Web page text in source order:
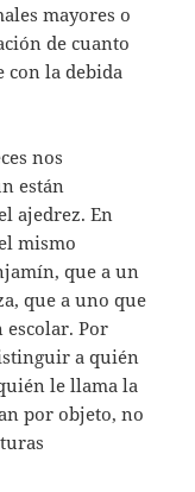
mayores o
de cuanto
con la debida
nos
están
ajedrez. En
mismo
que a un
que a uno que
Por
a quién
le llama la
por objeto, no